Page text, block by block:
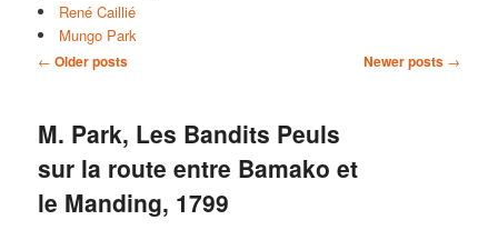
René Caillié
Mungo Park
Post navigation
← Older posts Newer posts →
M. Park, Les Bandits Peuls
sur la route entre Bamako et
le Manding, 1799